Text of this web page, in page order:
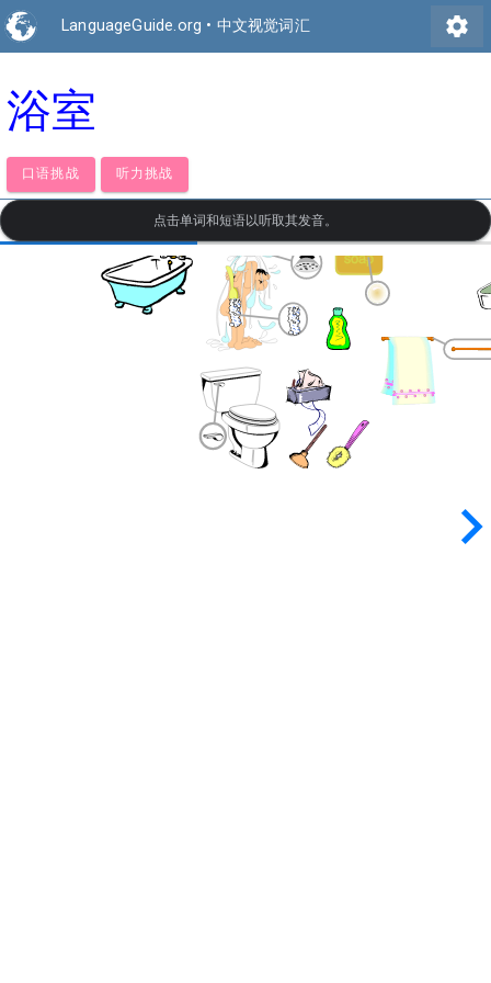
LanguageGuide.org • 中文视觉词汇 settings
浴室
口语挑战 听力挑战
点击单词和短语以听取其发音。